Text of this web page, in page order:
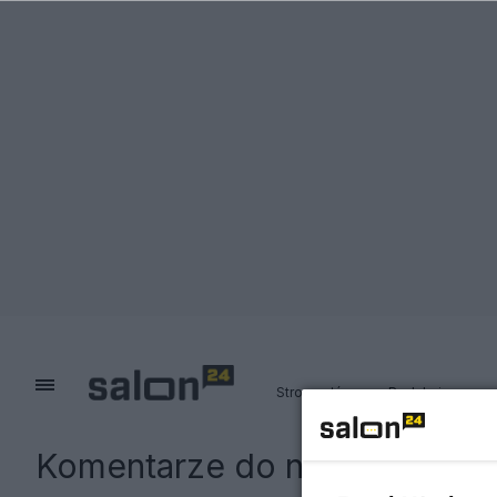
Strona główna Redakcja
Komentarze do notki: Putin